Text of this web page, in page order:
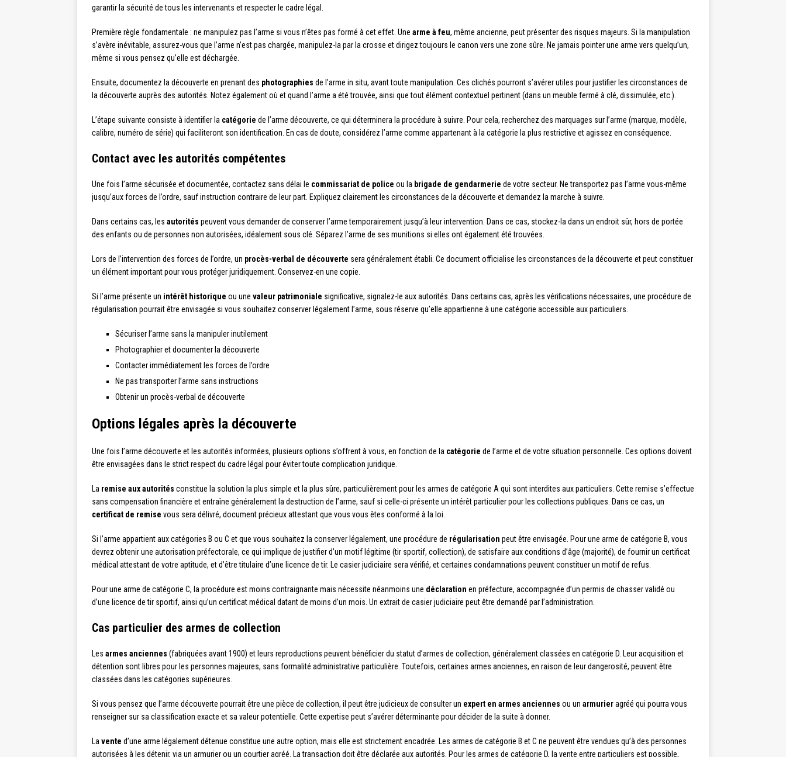
garantir la sécurité de tous les intervenants et respecter le cadre légal.
Première règle fondamentale : ne manipulez pas l’arme si vous n’êtes pas formé à cet effet. Une arme à feu, même ancienne, peut présenter des risques majeurs. Si la manipulation
s’avère inévitable, assurez-vous que l’arme n’est pas chargée, manipulez-la par la crosse et dirigez toujours le canon vers une zone sûre. Ne jamais pointer une arme vers quelqu’un,
même si vous pensez qu’elle est déchargée.
Ensuite, documentez la découverte en prenant des photographies de l’arme in situ, avant toute manipulation. Ces clichés pourront s’avérer utiles pour justifier les circonstances de
la découverte auprès des autorités. Notez également où et quand l’arme a été trouvée, ainsi que tout élément contextuel pertinent (dans un meuble fermé à clé, dissimulée, etc.).
L’étape suivante consiste à identifier la catégorie de l’arme découverte, ce qui déterminera la procédure à suivre. Pour cela, recherchez des marquages sur l’arme (marque, modèle,
calibre, numéro de série) qui faciliteront son identification. En cas de doute, considérez l’arme comme appartenant à la catégorie la plus restrictive et agissez en conséquence.
Contact avec les autorités compétentes
Une fois l’arme sécurisée et documentée, contactez sans délai le commissariat de police ou la brigade de gendarmerie de votre secteur. Ne transportez pas l’arme vous-même
jusqu’aux forces de l’ordre, sauf instruction contraire de leur part. Expliquez clairement les circonstances de la découverte et demandez la marche à suivre.
Dans certains cas, les autorités peuvent vous demander de conserver l’arme temporairement jusqu’à leur intervention. Dans ce cas, stockez-la dans un endroit sûr, hors de portée
des enfants ou de personnes non autorisées, idéalement sous clé. Séparez l’arme de ses munitions si elles ont également été trouvées.
Lors de l’intervention des forces de l’ordre, un procès-verbal de découverte sera généralement établi. Ce document officialise les circonstances de la découverte et peut constituer
un élément important pour vous protéger juridiquement. Conservez-en une copie.
Si l’arme présente un intérêt historique ou une valeur patrimoniale significative, signalez-le aux autorités. Dans certains cas, après les vérifications nécessaires, une procédure de
régularisation pourrait être envisagée si vous souhaitez conserver légalement l’arme, sous réserve qu’elle appartienne à une catégorie accessible aux particuliers.
Sécuriser l’arme sans la manipuler inutilement
Photographier et documenter la découverte
Contacter immédiatement les forces de l’ordre
Ne pas transporter l’arme sans instructions
Obtenir un procès-verbal de découverte
Options légales après la découverte
Une fois l’arme découverte et les autorités informées, plusieurs options s’offrent à vous, en fonction de la catégorie de l’arme et de votre situation personnelle. Ces options doivent
être envisagées dans le strict respect du cadre légal pour éviter toute complication juridique.
La remise aux autorités constitue la solution la plus simple et la plus sûre, particulièrement pour les armes de catégorie A qui sont interdites aux particuliers. Cette remise s’effectue
sans compensation financière et entraîne généralement la destruction de l’arme, sauf si celle-ci présente un intérêt particulier pour les collections publiques. Dans ce cas, un
certificat de remise vous sera délivré, document précieux attestant que vous vous êtes conformé à la loi.
Si l’arme appartient aux catégories B ou C et que vous souhaitez la conserver légalement, une procédure de régularisation peut être envisagée. Pour une arme de catégorie B, vous
devrez obtenir une autorisation préfectorale, ce qui implique de justifier d’un motif légitime (tir sportif, collection), de satisfaire aux conditions d’âge (majorité), de fournir un certificat
médical attestant de votre aptitude, et d’être titulaire d’une licence de tir. Le casier judiciaire sera vérifié, et certaines condamnations peuvent constituer un motif de refus.
Pour une arme de catégorie C, la procédure est moins contraignante mais nécessite néanmoins une déclaration en préfecture, accompagnée d’un permis de chasser validé ou
d’une licence de tir sportif, ainsi qu’un certificat médical datant de moins d’un mois. Un extrait de casier judiciaire peut être demandé par l’administration.
Cas particulier des armes de collection
Les armes anciennes (fabriquées avant 1900) et leurs reproductions peuvent bénéficier du statut d’armes de collection, généralement classées en catégorie D. Leur acquisition et
détention sont libres pour les personnes majeures, sans formalité administrative particulière. Toutefois, certaines armes anciennes, en raison de leur dangerosité, peuvent être
classées dans les catégories supérieures.
Si vous pensez que l’arme découverte pourrait être une pièce de collection, il peut être judicieux de consulter un expert en armes anciennes ou un armurieragréé qui pourra vous
renseigner sur sa classification exacte et sa valeur potentielle. Cette expertise peut s’avérer déterminante pour décider de la suite à donner.
La vente d’une arme légalement détenue constitue une autre option, mais elle est strictement encadrée. Les armes de catégorie B et C ne peuvent être vendues qu’à des personnes
autorisées à les détenir, via un armurier ou un courtier agréé. La transaction doit être déclarée aux autorités. Pour les armes de catégorie D, la vente entre particuliers est possible,